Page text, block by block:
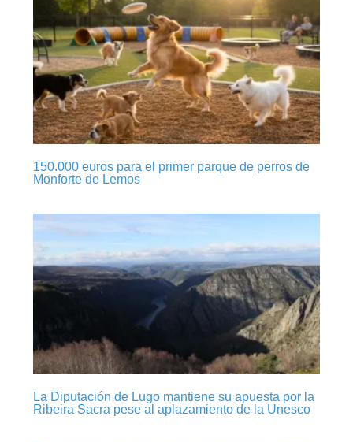
150.000 euros para el primer parque de perros de
Monforte de Lemos
La Diputación de Lugo mantiene su apuesta por la
Ribeira Sacra pese al aplazamiento de la Unesco